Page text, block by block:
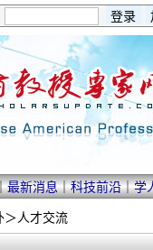
最新消息｜科技前沿｜学
＞人才交流